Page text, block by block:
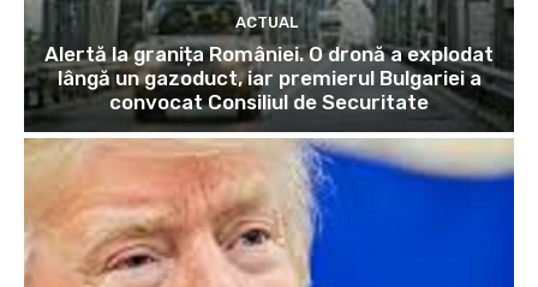
ACTUAL
Alertă la granița României. O dronă a explodat
lângă un gazoduct, iar premierul Bulgariei a
convocat Consiliul de Securitate